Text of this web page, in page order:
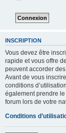
INSCRIPTION
Vous devez être
rapide et vous offre
peuvent accorder
Avant de vous
conditions
également prendre
forum lors de votre
Conditions